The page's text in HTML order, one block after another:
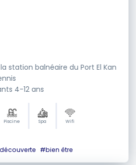
station balnéaire du Port El Kan
4-12 ans
Piscine Spa Wifi
découverte #bien être